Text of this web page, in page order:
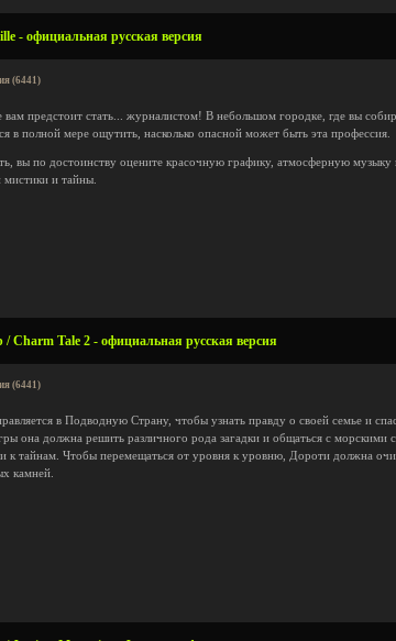
- официальная русская версия
(6441)
вам предстоит стать... журналистом! В небольшом городке, где вы
в полной мере ощутить, насколько опасной может быть эта профессия.
вы по достоинству оцените красочную графику, атмосферную
мистики и тайны.
Charm Tale 2 - официальная русская версия
(6441)
в Подводную Страну, чтобы узнать правду о своей семье и
она должна решить различного рода загадки и общаться с морскими
к тайнам. Чтобы перемещаться от уровня к уровню, Дороти должна
камней.